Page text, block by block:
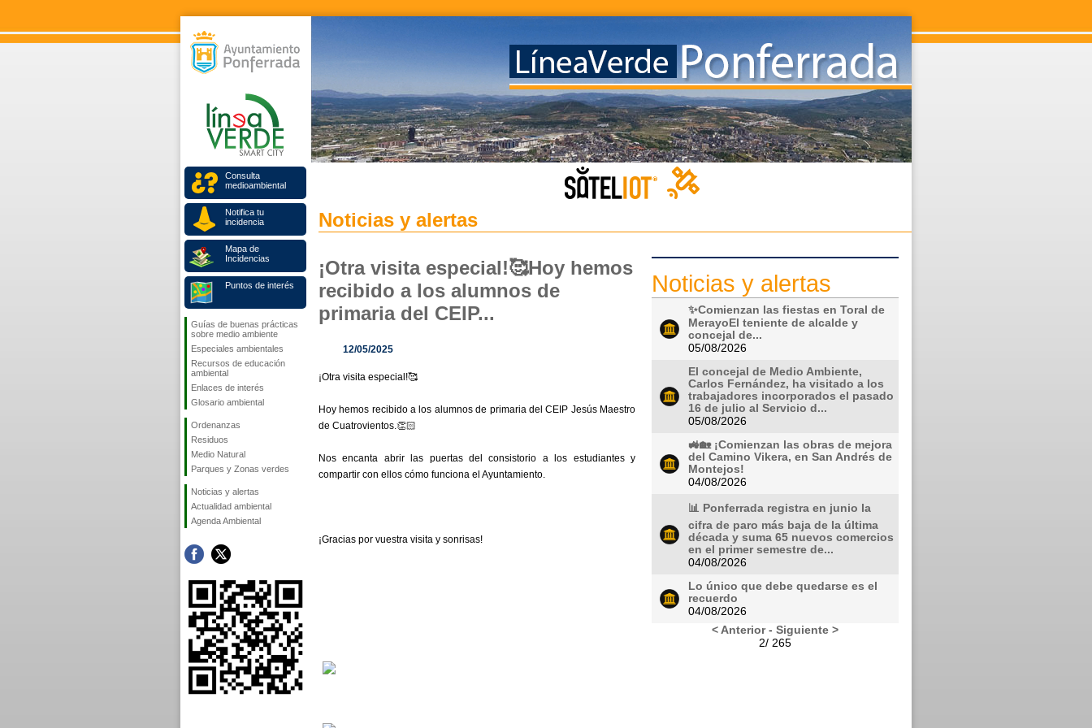
Consulta
medioambiental
Notifica tu
incidencia
Mapa de
Incidencias
Puntos de interés
Guías de buenas prácticas
sobre medio ambiente
Especiales ambientales
Recursos de educación
ambiental
Enlaces de interés
Glosario ambiental
Ordenanzas
Residuos
Medio Natural
Parques y Zonas verdes
Noticias y alertas
Actualidad ambiental
Agenda Ambiental
Noticias y alertas
¡Otra visita especial!🥰Hoy hemos
recibido a los alumnos de
primaria del CEIP...
12/05/2025
¡Otra visita especial!🥰
Hoy hemos recibido a los alumnos de primaria del CEIP Jesús Maestro
de Cuatrovientos.👏🏻
Nos encanta abrir las puertas del consistorio a los estudiantes y
compartir con ellos cómo funciona el Ayuntamiento.
¡Gracias por vuestra visita y sonrisas!
Noticias y alertas
✨Comienzan las fiestas en Toral de
MerayoEl teniente de alcalde y
concejal de...
05/08/2026
El concejal de Medio Ambiente,
Carlos Fernández, ha visitado a los
trabajadores incorporados el pasado
16 de julio al Servicio d...
05/08/2026
🚜🏡 ¡Comienzan las obras de mejora
del Camino Vikera, en San Andrés de
Montejos!
04/08/2026
📊 Ponferrada registra en junio la
cifra de paro más baja de la última
década y suma 65 nuevos comercios
en el primer semestre de...
04/08/2026
Lo único que debe quedarse es el
recuerdo
04/08/2026
< Anterior- Siguiente >
2/ 265